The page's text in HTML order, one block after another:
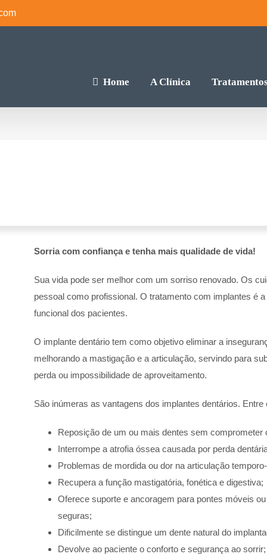
Home A Clínica
Sorria com confiança e tenha mais qualidade de vida!
Sua vida pode ser melhor com um sorriso renovado. Os
pessoal como profissional. O tratamento com implantes é
funcional dos pacientes.
O implante dentário tem como objetivo eliminar a
melhorando a mastigação e a articulação, servindo para
perda ou impossibilidade de aproveitamento.
São inúmeras as vantagens dos implantes dentários.
Reposição de um ou mais dentes sem comprometer
Interrompe a atrofia óssea causada por perda
Problemas de mordida ou dor na articulação
Recupera a função mastigatória, fonética e digestiva;
Oferece suporte e ancoragem para pontes móveis
seguras;
Dificilmente se distingue um dente natural do
Devolve ao paciente o conforto e segurança ao sorrir;